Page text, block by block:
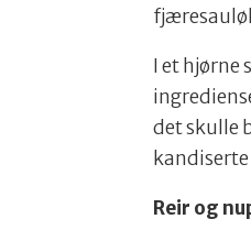
I et hjørne
det skulle
Reir og